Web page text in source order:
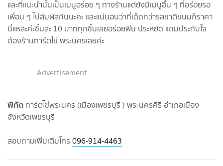
และที่แนะนำนั้นเป็นเมนูอร่อย ๆ ทางร้านแต่ยังมีเมนูอื่น ๆ ที่อร่อยรอ
เพื่อน ๆ ไปสัมผัสกันนะคะ และแน่นอนว่าที่เด็ดกว่ารสชาติขนมก็ราคา
นี่แหละค่ะชิ้นละ 10 บาททุกชิ้นเลยอร่อยฟิน ประหยัด แถมประทับใจ
ต้องร้านทาร์ตไข่ พระนครเลยค่ะ
Advertisement
พิกัด ทาร์ตไข่พระนคร (เมืองเพชรบุรี ) พระนครคีรี อำเภอเมือง
จังหวัดเพชรบุรี
สอบถามเพิ่มเติมโทร 096-914-4463